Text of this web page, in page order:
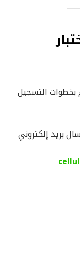
بخطوات التسجيل
بريد إلكتروني